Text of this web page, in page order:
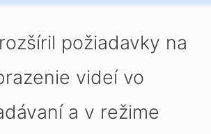
požiadavky na
videí vo
a v režime